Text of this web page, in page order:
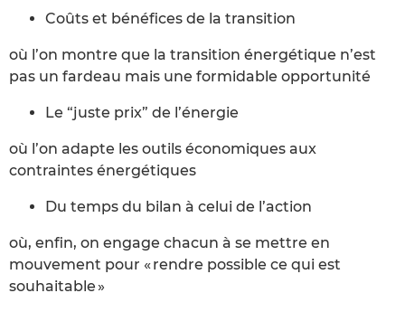
Coûts et bénéfices de la transition
où l’on montre que la transition énergétique n’est
pas un fardeau mais une formidable opportunité
Le “juste prix” de l’énergie
où l’on adapte les outils économiques aux
contraintes énergétiques
Du temps du bilan à celui de l’action
où, enfin, on engage chacun à se mettre en
mouvement pour « rendre possible ce qui est
souhaitable »